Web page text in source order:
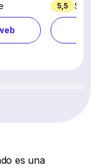
5,5
es una